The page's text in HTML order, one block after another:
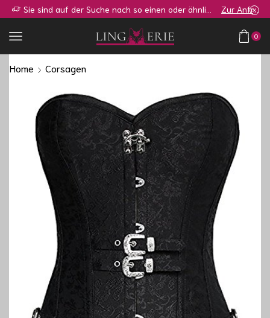
Sie sind auf der Suche nach so einen oder ähnlichen Shop? Zur Anfrage
0
Home Corsagen